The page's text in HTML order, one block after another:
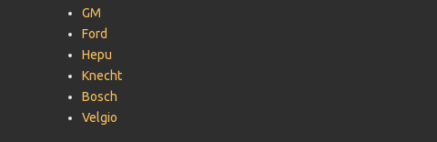
GM
Ford
Hepu
Knecht
Bosch
Velgio